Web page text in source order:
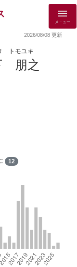
メニュー
2026/08/08 更新
トモユキ
朋之
12